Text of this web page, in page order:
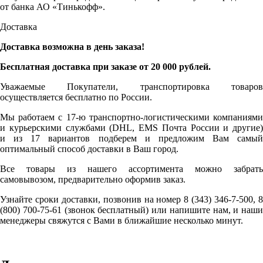
от банка АО «Тинькофф».
Доставка
Доставка возможна в день заказа!
Бесплатная доставка при заказе от 20 000 рублей.
Уважаемые Покупатели, транспортировка товаров
осуществляется бесплатно по России.
Мы работаем с 17-ю транспортно-логистическими компаниями
и курьерскими службами (DHL, EMS Почта России и другие)
и из 17 вариантов подберем и предложим Вам самый
оптимальный способ доставки в Ваш город.
Все товары из нашего ассортимента можно забрать
самовывозом, предварительно оформив заказ.
Узнайте сроки доставки, позвонив на номер 8 (343) 346-7-500, 8
(800) 700-75-61 (звонок бесплатный) или напишите нам, и наши
менеджеры свяжутся с Вами в ближайшие несколько минут.